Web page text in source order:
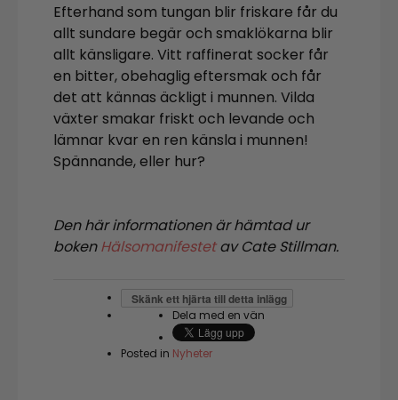
Efterhand som tungan blir friskare får du
allt sundare begär och smaklökarna blir
allt känsligare. Vitt raffinerat socker får
en bitter, obehaglig eftersmak och får
det att kännas äckligt i munnen. Vilda
växter smakar friskt och levande och
lämnar kvar en ren känsla i munnen!
Spännande, eller hur?
Den här informationen är hämtad ur
bokenHälsomanifestetav Cate Stillman.
Skänk ett hjärta till detta inlägg
Dela med en vän
Posted in Nyheter